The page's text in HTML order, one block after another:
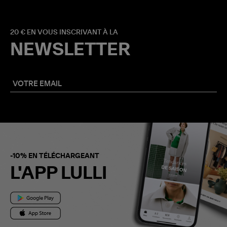
20 € EN VOUS INSCRIVANT À LA
NEWSLETTER
-10% EN TÉLÉCHARGEANT
L'APP LULLI